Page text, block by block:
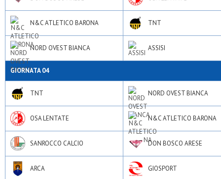
N&C ATLETICO BARONA TNT
NORD OVEST BIANCA ASSISI
GIORNATA 04
TNT NORD OVEST BIANCA
OSA LENTATE N&C ATLETICO BARONA
SANROCCO CALCIO DON BOSCO ARESE
ARCA GIOSPORT